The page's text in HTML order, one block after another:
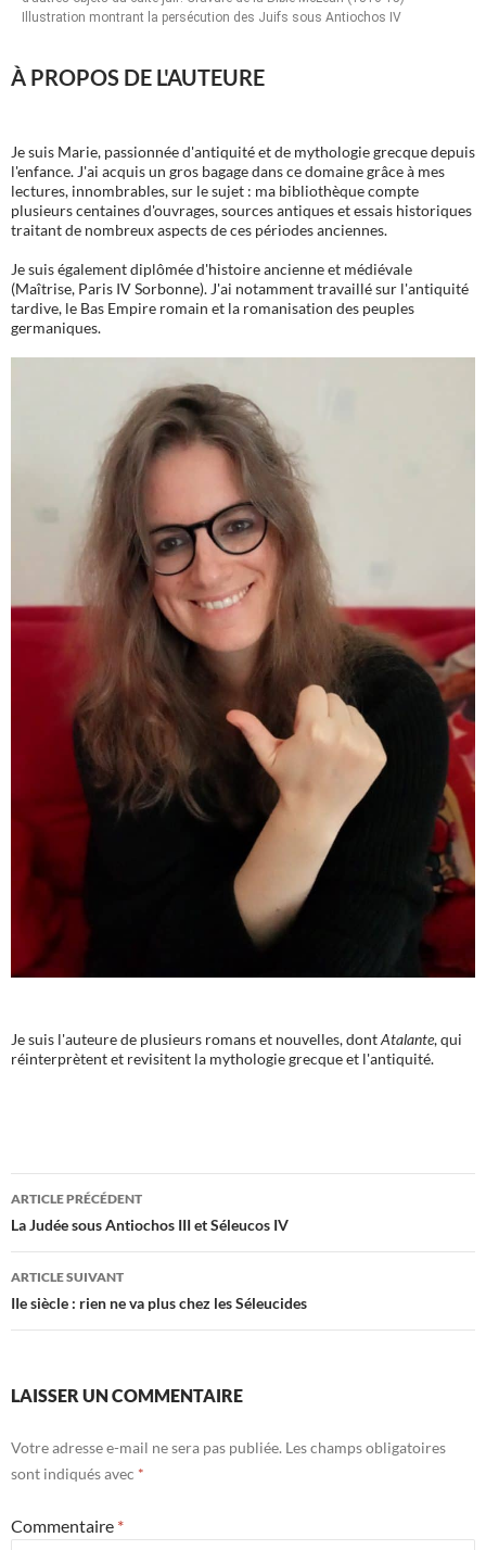
Illustration montrant la persécution des Juifs sous Antiochos IV
À PROPOS DE L'AUTEURE
Je suis Marie, passionnée d'antiquité et de mythologie grecque depuis
l'enfance. J'ai acquis un gros bagage dans ce domaine grâce à mes
lectures, innombrables, sur le sujet : ma bibliothèque compte
plusieurs centaines d'ouvrages, sources antiques et essais historiques
traitant de nombreux aspects de ces périodes anciennes.
Je suis également diplômée d'histoire ancienne et médiévale
(Maîtrise, Paris IV Sorbonne). J'ai notamment travaillé sur l'antiquité
tardive, le Bas Empire romain et la romanisation des peuples
germaniques.
Je suis l'auteure de plusieurs romans et nouvelles, dontAtalante, qui
réinterprètent et revisitent la mythologie grecque et l'antiquité.
ARTICLE PRÉCÉDENT
La Judée sous Antiochos III et Séleucos IV
ARTICLE SUIVANT
IIe siècle : rien ne va plus chez les Séleucides
LAISSER UN COMMENTAIRE
Votre adresse e-mail ne sera pas publiée. Les champs obligatoires
sont indiqués avec *
Commentaire *